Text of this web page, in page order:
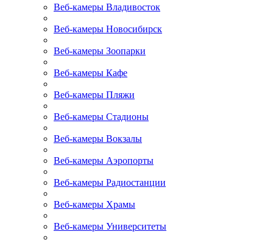
Веб-камеры Владивосток
Веб-камеры Новосибирск
Веб-камеры Зоопарки
Веб-камеры Кафе
Веб-камеры Пляжи
Веб-камеры Стадионы
Веб-камеры Вокзалы
Веб-камеры Аэропорты
Веб-камеры Радиостанции
Веб-камеры Храмы
Веб-камеры Университеты